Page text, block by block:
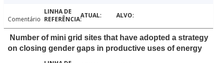
Comentário
Number of mini grid sites that have adopted a strategy
on closing gender gaps in productive uses of energy